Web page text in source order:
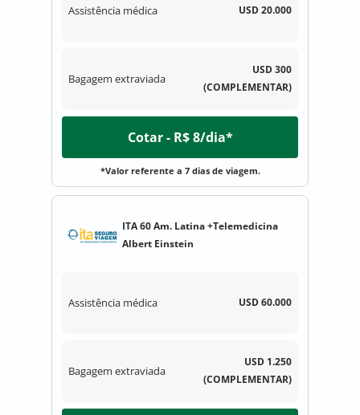
Assistência médica USD 20.000
Bagagem extraviada
USD 300
(COMPLEMENTAR)
Cotar - R$ 8/dia*
*Valor referente a 7 dias de viagem.
ITA 60 Am. Latina +Telemedicina
Albert Einstein
Assistência médica USD 60.000
Bagagem extraviada
USD 1.250
(COMPLEMENTAR)